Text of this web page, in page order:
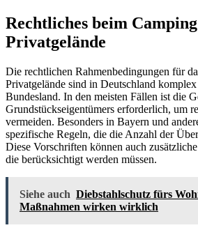
Rechtliches beim
Privatgelände
Die rechtlichen Rahmenbedingungen für
Privatgelände sind in Deutschland
Bundesland. In den meisten Fällen ist die
Grundstückseigentümers erforderlich, um
vermeiden. Besonders in Bayern und
spezifische Regeln, die die Anzahl der
Diese Vorschriften können auch
die berücksichtigt werden müssen.
Siehe auch Diebstahlschutz fürs
Maßnahmen wirken wirklich